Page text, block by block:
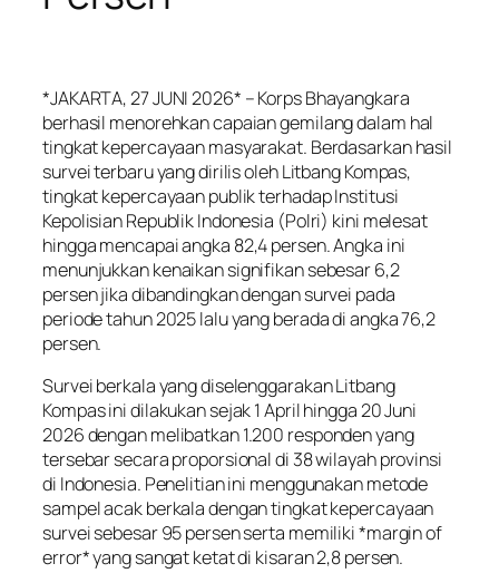
*JAKARTA, 27 JUNI 2026* – Korps Bhayangkara
berhasil menorehkan capaian gemilang dalam hal
tingkat kepercayaan masyarakat. Berdasarkan hasil
survei terbaru yang dirilis oleh Litbang Kompas,
tingkat kepercayaan publik terhadap Institusi
Kepolisian Republik Indonesia (Polri) kini melesat
hingga mencapai angka 82,4 persen. Angka ini
menunjukkan kenaikan signifikan sebesar 6,2
persen jika dibandingkan dengan survei pada
periode tahun 2025 lalu yang berada di angka 76,2
persen.
Survei berkala yang diselenggarakan Litbang
Kompas ini dilakukan sejak 1 April hingga 20 Juni
2026 dengan melibatkan 1.200 responden yang
tersebar secara proporsional di 38 wilayah provinsi
di Indonesia. Penelitian ini menggunakan metode
sampel acak berkala dengan tingkat kepercayaan
survei sebesar 95 persen serta memiliki *margin of
error* yang sangat ketat di kisaran 2,8 persen.